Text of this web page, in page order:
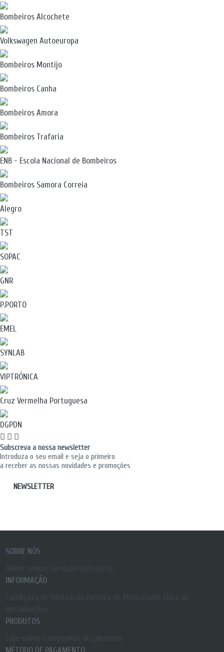
Bombeiros Alcochete
Volkswagen Autoeuropa
Bombeiros Montijo
Bombeiros Canha
Bombeiros Amora
Bombeiros Trafaria
ENB - Escola Nacional de Bombeiros
Bombeiros Samora Correia
Alegro
TST
SOPAC
GNR
P.PORTO
EMEL
SYNLAB
VIPTRÓNICA
Cruz Vermelha Portuguesa
DGPDN
Subscreva a nossa newsletter
Introduza o seu email e seja o primeiro
a receber as nossas novidades e promoções
NEWSLETTER
SOBRE NÓS
INFORMAÇÃO
PRODUTOS